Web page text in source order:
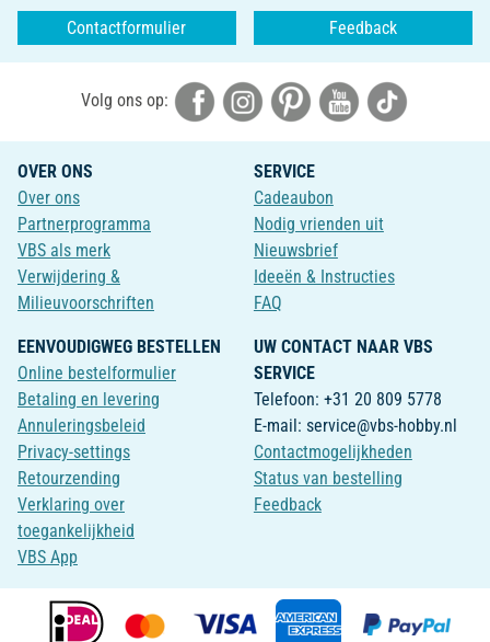
Contactformulier Feedback
Volg ons op:
OVER ONS
Over ons
Partnerprogramma
VBS als merk
Verwijdering &
Milieuvoorschriften
SERVICE
Cadeaubon
Nodig vrienden uit
Nieuwsbrief
Ideeën & Instructies
FAQ
EENVOUDIGWEG BESTELLEN
Online bestelformulier
Betaling en levering
Annuleringsbeleid
Privacy-settings
Retourzending
Verklaring over
toegankelijkheid
VBS App
UW CONTACT NAAR VBS
SERVICE
Telefoon: +31 20 809 5778
E-mail: service@vbs-hobby.nl
Contactmogelijkheden
Status van bestelling
Feedback